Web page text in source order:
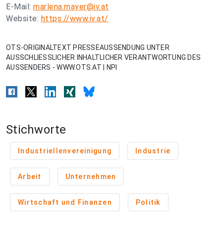
E-Mail: marlena.mayer@iv.at
Website: https://www.iv.at/
OTS-ORIGINALTEXT PRESSEAUSSENDUNG UNTER
AUSSCHLIESSLICHER INHALTLICHER VERANTWORTUNG DES
AUSSENDERS - WWW.OTS.AT | NPI
Stichworte
Industriellenvereinigung Industrie
Arbeit Unternehmen
Wirtschaft und Finanzen Politik